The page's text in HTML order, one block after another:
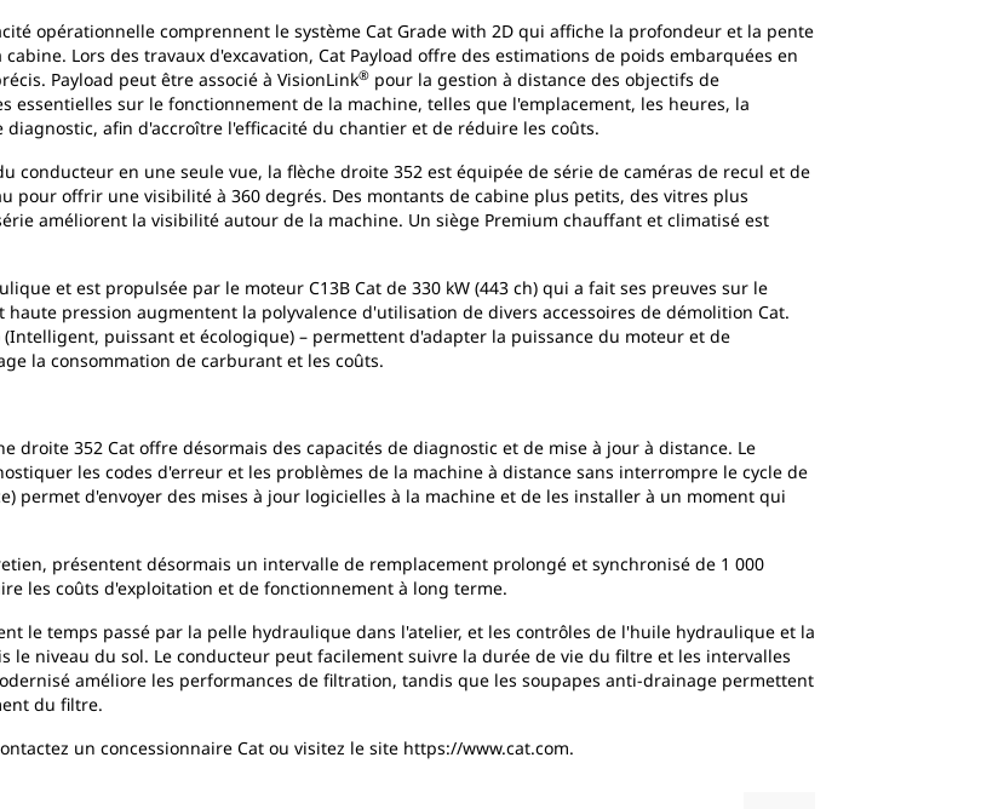
opérationnelle comprennent le système Cat Grade with 2D qui affiche la profondeur et la pente
Lors des travaux d'excavation, Cat Payload offre des estimations de poids embarquées en
Payload peut être associé à VisionLink® pour la gestion à distance des objectifs de
essentielles sur le fonctionnement de la machine, telles que l'emplacement, les heures, la
afin d'accroître l'efficacité du chantier et de réduire les coûts.
conducteur en une seule vue, la flèche droite 352 est équipée de série de caméras de recul et de
pour offrir une visibilité à 360 degrés. Des montants de cabine plus petits, des vitres plus
améliorent la visibilité autour de la machine. Un siège Premium chauffant et climatisé est
et est propulsée par le moteur C13B Cat de 330 kW (443 ch) qui a fait ses preuves sur le
pression augmentent la polyvalence d'utilisation de divers accessoires de démolition Cat.
puissant et écologique) – permettent d'adapter la puissance du moteur et de
la consommation de carburant et les coûts.
droite 352 Cat offre désormais des capacités de diagnostic et de mise à jour à distance. Le
les codes d'erreur et les problèmes de la machine à distance sans interrompre le cycle de
permet d'envoyer des mises à jour logicielles à la machine et de les installer à un moment qui
présentent désormais un intervalle de remplacement prolongé et synchronisé de 1 000
les coûts d'exploitation et de fonctionnement à long terme.
le temps passé par la pelle hydraulique dans l'atelier, et les contrôles de l'huile hydraulique et la
niveau du sol. Le conducteur peut facilement suivre la durée de vie du filtre et les intervalles
améliore les performances de filtration, tandis que les soupapes anti-drainage permettent
du filtre.
un concessionnaire Cat ou visitez le site https://www.cat.com.